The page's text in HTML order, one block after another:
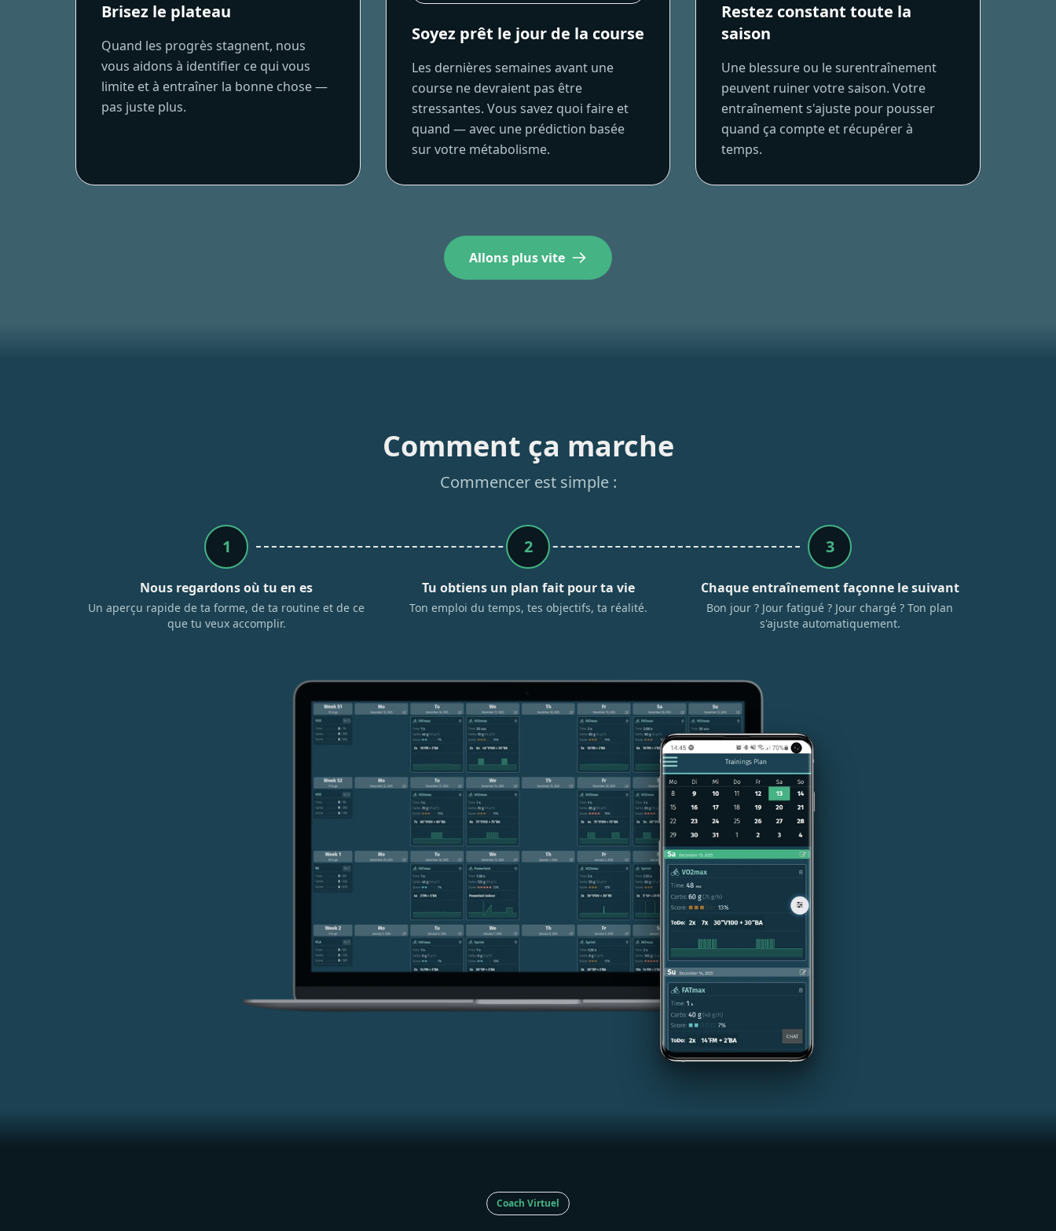
Brisez le plateau
Quand les progrès stagnent, nous
vous aidons à identifier ce qui vous
limite et à entraîner la bonne chose —
pas juste plus.
Soyez prêt le jour de la course
Les dernières semaines avant une
course ne devraient pas être
stressantes. Vous savez quoi faire et
quand — avec une prédiction basée
sur votre métabolisme.
Restez constant toute la
saison
Une blessure ou le surentraînement
peuvent ruiner votre saison. Votre
entraînement s'ajuste pour pousser
quand ça compte et récupérer à
temps.
Allons plus vite
Comment ça marche
Commencer est simple :
1
Nous regardons où tu en es
Un aperçu rapide de ta forme, de ta routine et de ce
que tu veux accomplir.
2
Tu obtiens un plan fait pour ta vie
Ton emploi du temps, tes objectifs, ta réalité.
3
Chaque entraînement façonne le suivant
Bon jour ? Jour fatigué ? Jour chargé ? Ton plan
s'ajuste automatiquement.
Coach Virtuel